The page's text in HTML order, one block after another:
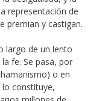
representación de
premian y castigan.
largo de un lento
fe. Se pasa, por
o en
constituye,